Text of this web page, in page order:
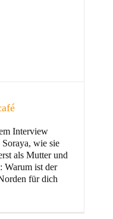
Interview
wie sie
als Mutter und
Warum ist der
für dich